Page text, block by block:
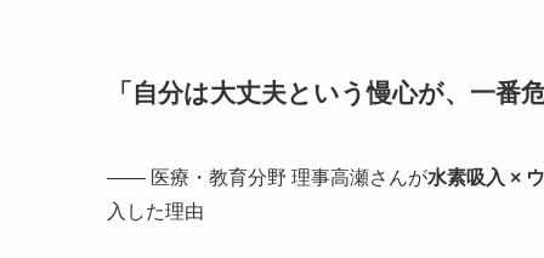
「自分は大丈夫という慢心が、一番
―― 医療・教育分野 理事高瀬さんが水素吸入 ×
入した理由